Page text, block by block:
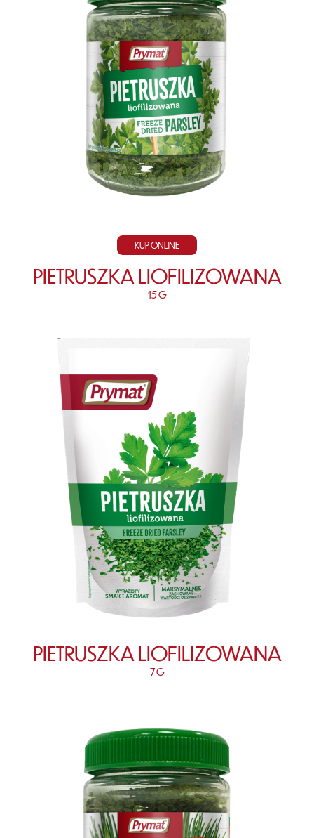
KUP ONLINE
PIETRUSZKA LIOFILIZOWANA
15 G
PIETRUSZKA LIOFILIZOWANA
7 G